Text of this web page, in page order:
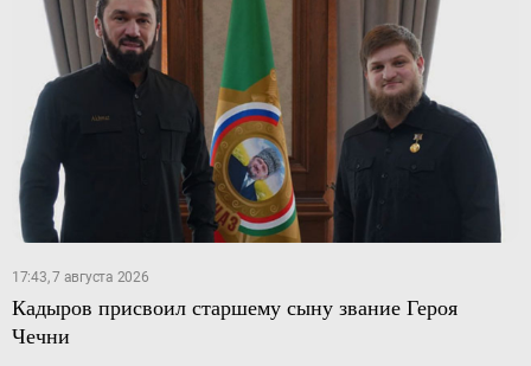
17:43, 7 августа 2026
Кадыров присвоил старшему сыну звание Героя
Чечни